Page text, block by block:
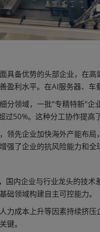
具备优势的头部企业，在
利水平。在AI服务器、车
分领域，一批"专精特新"
50%。这种分工协作提高
领先企业加快海外产能布
了企业的抗风险能力和全
国内企业与行业龙头的技
领域构建自主可控能力。
力成本上升等因素持续挤
键。